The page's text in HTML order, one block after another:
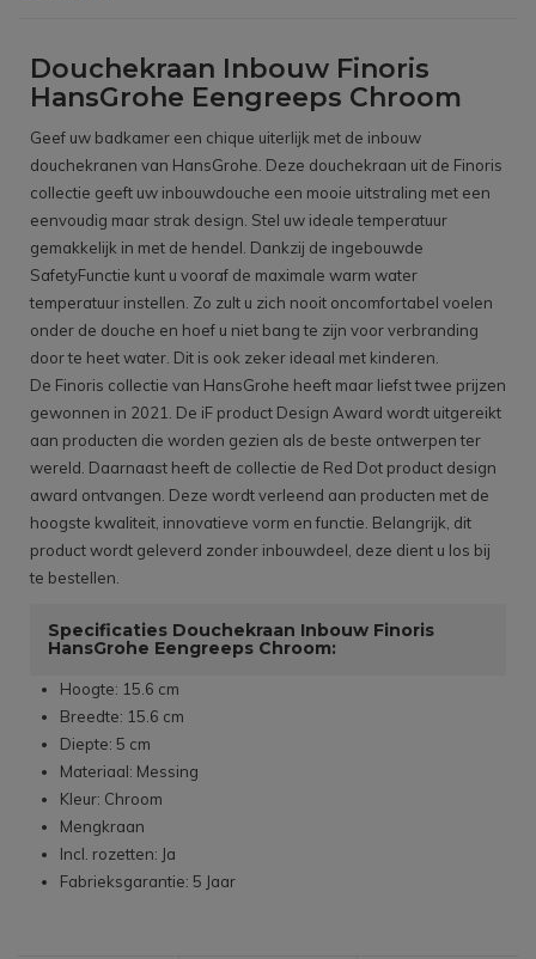
Douchekraan Inbouw Finoris
HansGrohe Eengreeps Chroom
Geef uw badkamer een chique uiterlijk met de inbouw
douchekranen van HansGrohe. Deze douchekraan uit de Finoris
collectie geeft uw inbouwdouche een mooie uitstraling met een
eenvoudig maar strak design. Stel uw ideale temperatuur
gemakkelijk in met de hendel. Dankzij de ingebouwde
SafetyFunctie kunt u vooraf de maximale warm water
temperatuur instellen. Zo zult u zich nooit oncomfortabel voelen
onder de douche en hoef u niet bang te zijn voor verbranding
door te heet water. Dit is ook zeker ideaal met kinderen.
De Finoris collectie van HansGrohe heeft maar liefst twee prijzen
gewonnen in 2021. De iF product Design Award wordt uitgereikt
aan producten die worden gezien als de beste ontwerpen ter
wereld. Daarnaast heeft de collectie de Red Dot product design
award ontvangen. Deze wordt verleend aan producten met de
hoogste kwaliteit, innovatieve vorm en functie. Belangrijk, dit
product wordt geleverd zonder inbouwdeel, deze dient u los bij
te bestellen.
Specificaties Douchekraan Inbouw Finoris
HansGrohe Eengreeps Chroom:
Hoogte: 15.6 cm
Breedte: 15.6 cm
Diepte: 5 cm
Materiaal: Messing
Kleur: Chroom
Mengkraan
Incl. rozetten: Ja
Fabrieksgarantie: 5 Jaar